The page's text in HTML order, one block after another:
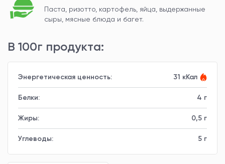
Паста, ризотто, картофель, яйца, выдержанные
сыры, мясные блюда и багет.
В 100г продукта:
Энергетическая ценность: 31 кКал
Белки: 4 г
Жиры: 0,5 г
Углеводы: 5 г